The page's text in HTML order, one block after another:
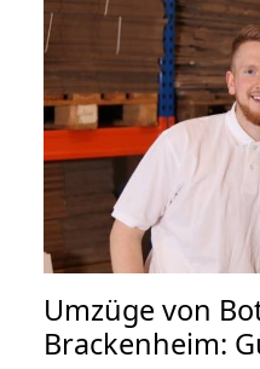
Umzüge von
Brackenheim: